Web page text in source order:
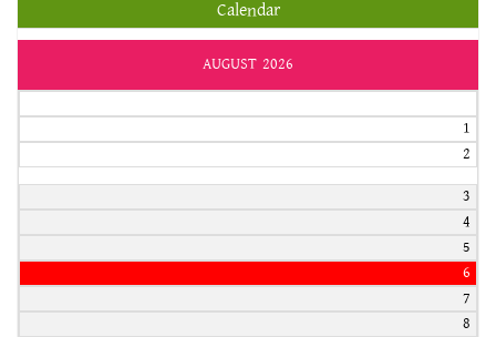
Calendar
AUGUST 2026
1
2
3
4
5
6
7
8